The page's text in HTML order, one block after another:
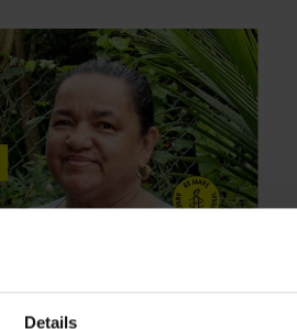
Details
sie das Amazonasgebiet